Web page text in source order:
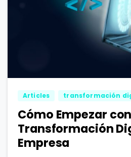
Articles transformación
Cómo Empezar
Transformación
Empresa